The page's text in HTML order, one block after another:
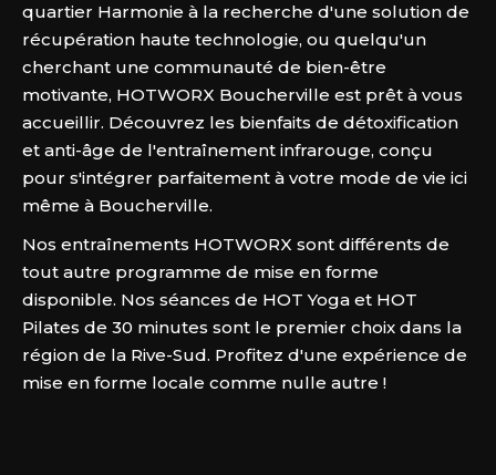
quartier Harmonie à la recherche d'une solution de
récupération haute technologie, ou quelqu'un
cherchant une communauté de bien-être
motivante, HOTWORX Boucherville est prêt à vous
accueillir. Découvrez les bienfaits de détoxification
et anti-âge de l'entraînement infrarouge, conçu
pour s'intégrer parfaitement à votre mode de vie ici
même à Boucherville.
Nos entraînements HOTWORX sont différents de
tout autre programme de mise en forme
disponible. Nos séances de HOT Yoga et HOT
Pilates de 30 minutes sont le premier choix dans la
région de la Rive-Sud. Profitez d'une expérience de
mise en forme locale comme nulle autre !